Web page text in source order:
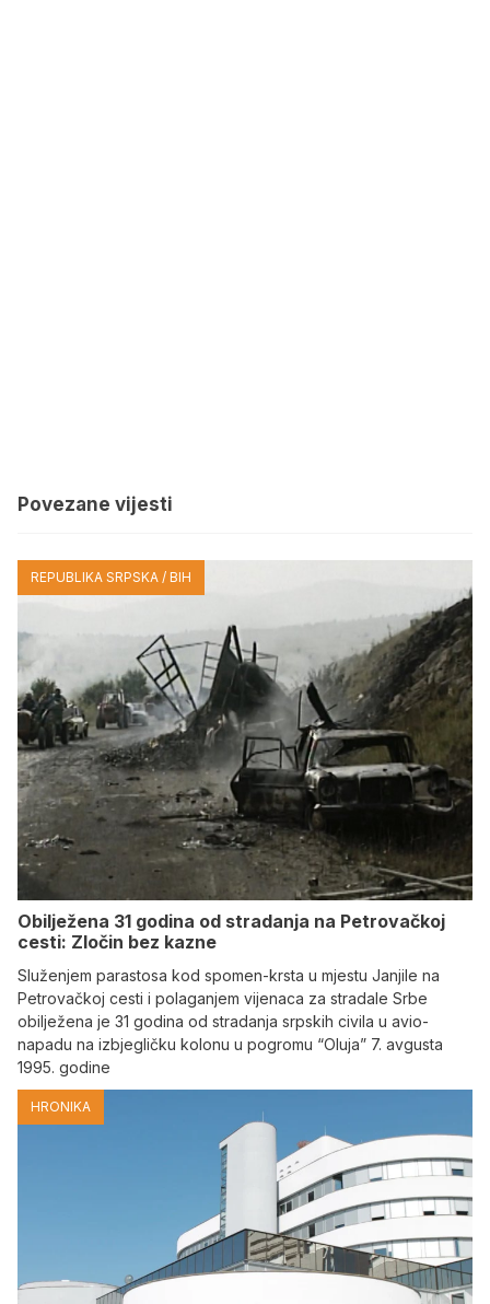
Povezane vijesti
REPUBLIKA SRPSKA / BIH
Obilježena 31 godina od stradanja na Petrovačkoj
cesti: Zločin bez kazne
Služenjem parastosa kod spomen-krsta u mjestu Janjile na
Petrovačkoj cesti i polaganjem vijenaca za stradale Srbe
obilježena je 31 godina od stradanja srpskih civila u avio-
napadu na izbjegličku kolonu u pogromu “Oluja” 7. avgusta
1995. godine
HRONIKA